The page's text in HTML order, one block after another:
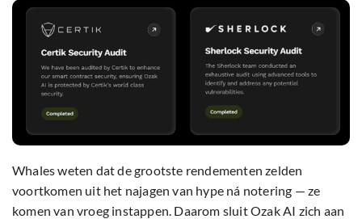
Whales weten dat de grootste rendementen zelden
voortkomen uit het najagen van hype ná notering — ze
komen van vroeg instappen. Daarom sluit Ozak AI zich aan